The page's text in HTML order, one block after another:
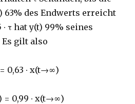
63% des Endwerts erreicht
τ hat y(t) 99% seines
gilt also
0,63 ∙ x(t→∞)
= 0,99 ∙ x(t→∞)